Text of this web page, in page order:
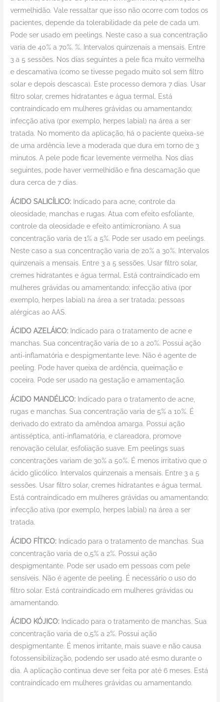
vermelhidão. Vale ressaltar que isso não ocorre com todos os
pacientes, depende da tolerabilidade da pele de cada um.
Pode ser usado em peelings. Neste caso a sua concentração
varia de 40% a 70%. %. Intervalos quinzenais a mensais. Entre
3 a 5 sessões. Nos dias seguintes a pele fica muito vermelha
e descamativa (como se tivesse pegado muito sol sem filtro
solar e depois descasca). Este processo demora 7 dias. Usar
filtro solar, cremes hidratantes e água termal. Está
contraindicado em mulheres grávidas ou amamentando;
infecção ativa (por exemplo, herpes labial) na área a ser
tratada. No momento da aplicação, há o paciente queixa-se
de uma ardência leve a moderada que dura em torno de 3
minutos. A pele pode ficar levemente vermelha. Nos dias
seguintes, pode haver vermelhidão e fina descamação que
dura cerca de 7 dias.
ÁCIDO SALICÍLICO: Indicado para acne, controle da
oleosidade, manchas e rugas. Atua com efeito esfoliante,
controle da oleosidade e efeito antimicroniano. A sua
concentração varia de 1% a 5%. Pode ser usado em peelings.
Neste caso a sua concentração varia de 20% a 30%. Intervalos
quinzenais a mensais. Entre 3 a 5 sessões. Usar filtro solar,
cremes hidratantes e água termal. Está contraindicado em
mulheres grávidas ou amamentando; infecção ativa (por
exemplo, herpes labial) na área a ser tratada; pessoas
alérgicas ao AAS.
ÁCIDO AZELÁICO: Indicado para o tratamento de acne e
manchas. Sua concentração varia de 10 a 20%. Possui ação
anti-inflamatória e despigmentante leve. Não é agente de
peeling. Pode haver queixa de ardência, queimação e
coceira. Pode ser usado na gestação e amamentação.
ÁCIDO MANDÉLICO: Indicado para o tratamento de acne,
rugas e manchas. Sua concentração varia de 5% a 10%. É
derivado do extrato da amêndoa amarga. Possui ação
antisséptica, anti-inflamatória, e clareadora, promove
renovação celular, esfoliação suave. Em peelings suas
concentrações variam de 30% a 50%. É menos irritativo que o
ácido glicólico. Intervalos quinzenais a mensais. Entre 3 a 5
sessões. Usar filtro solar, cremes hidratantes e água termal.
Está contraindicado em mulheres grávidas ou amamentando;
infecção ativa (por exemplo, herpes labial) na área a ser
tratada.
ÁCIDO FÍTICO: Indicado para o tratamento de manchas. Sua
concentração varia de 0,5% a 2%. Possui ação
despigmentante. Pode ser usado em pessoas com pele
sensíveis. Não é agente de peeling. É necessário o uso do
filtro solar. Está contraindicado em mulheres grávidas ou
amamentando.
ÁCIDO KÓJICO: Indicado para o tratamento de manchas. Sua
concentração varia de 0,5% a 2%. Possui ação
despigmentante. É menos irritante, mais suave e não causa
fotossensibilização, podendo ser usado até esmo durante o
dia. A aplicação continua deve ser feita por até 6 meses. Está
contraindicado em mulheres grávidas ou amamentando.